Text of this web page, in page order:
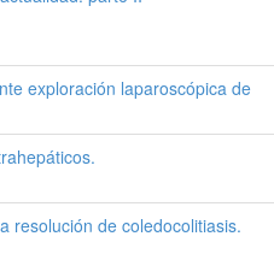
exploración laparoscópica de
resolución de coledocolitiasis.